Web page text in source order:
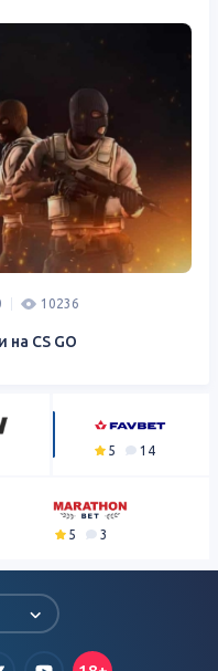
10236
на CS GO
5 14
5 3